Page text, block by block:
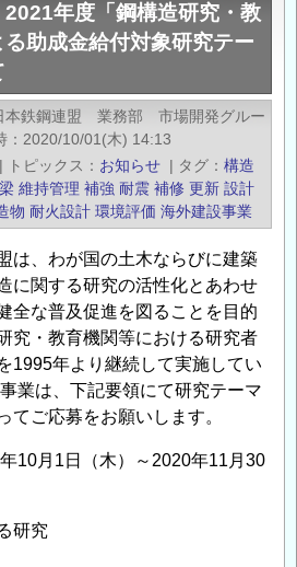
2021年度「鋼構造研究・教
助成金給付対象研究テー
本鉄鋼連盟 業務部 市場開発グルー
2020/10/01(木) 14:13
| トピックス お知らせ | タグ
構造
維持管理 補強 耐震 補修 更新 設計
物 耐火設計 環境評価 海外建設事業
は、わが国の土木ならびに建築
に関する研究の活性化とあわせ
全な普及促進を図ることを目的
究・教育機関等における研究者
1995年より継続して実施してい
業は、下記要領にて研究テーマ
てご応募をお願いします。
10月1日（木）～2020年11月30
研究